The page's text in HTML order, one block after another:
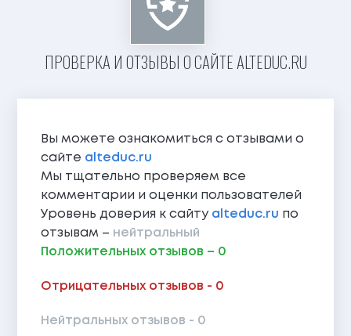
ПРОВЕРКА И ОТЗЫВЫ О САЙТЕ ALTEDUC.RU
Вы можете ознакомиться с отзывами о
сайте alteduc.ru
Мы тщательно проверяем все
комментарии и оценки пользователей
Уровень доверия к сайту alteduc.ru по
отзывам – нейтральный
Положительных отзывов – 0
Отрицательных отзывов - 0
Нейтральных отзывов - 0